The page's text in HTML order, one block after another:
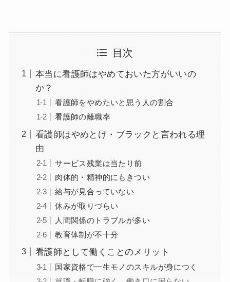
目次
本当に看護師はやめておいた方がいいの
か？
看護師をやめたいと思う人の割合
看護師の離職率
看護師はやめとけ・ブラックと言われる理
由
サービス残業は当たり前
肉体的・精神的にもきつい
給与が見合っていない
休みが取りづらい
人間関係のトラブルが多い
教育体制が不十分
看護師として働くことのメリット
国家資格で一生モノのスキルが身につく